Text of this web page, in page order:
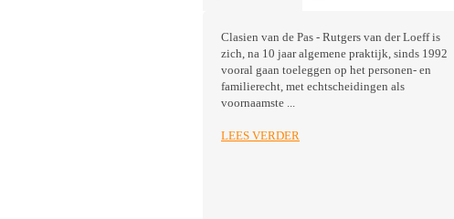
Clasien van de Pas - Rutgers van der Loeff is
zich, na 10 jaar algemene praktijk, sinds 1992
vooral gaan toeleggen op het personen- en
familierecht, met echtscheidingen als
voornaamste ...
LEES VERDER